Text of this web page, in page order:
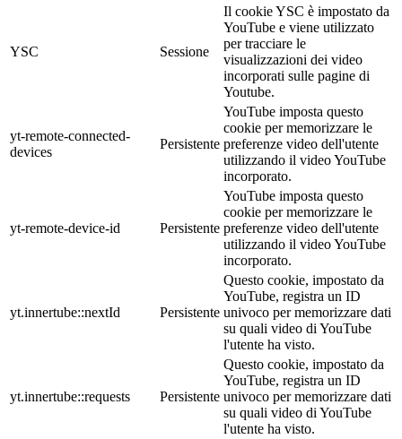
YSC Sessione
Il cookie YSC è impostato da
YouTube e viene utilizzato
per tracciare le
visualizzazioni dei video
incorporati sulle pagine di
Youtube.
yt-remote-connected-
devices
Persistente
YouTube imposta questo
cookie per memorizzare le
preferenze video dell'utente
utilizzando il video YouTube
incorporato.
yt-remote-device-id Persistente
YouTube imposta questo
cookie per memorizzare le
preferenze video dell'utente
utilizzando il video YouTube
incorporato.
yt.innertube::nextId Persistente
Questo cookie, impostato da
YouTube, registra un ID
univoco per memorizzare dati
su quali video di YouTube
l'utente ha visto.
yt.innertube::requests Persistente
Questo cookie, impostato da
YouTube, registra un ID
univoco per memorizzare dati
su quali video di YouTube
l'utente ha visto.